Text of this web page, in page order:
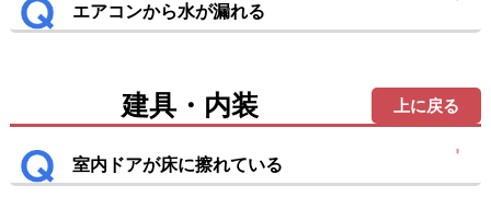
エアコンから水が漏れる
建具・内装 上に戻る
室内ドアが床に擦れている